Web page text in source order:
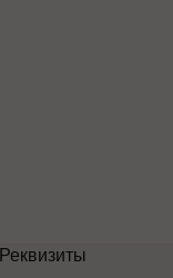
Реквизиты